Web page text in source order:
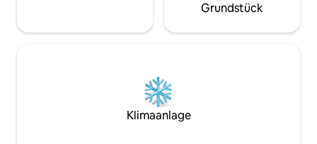
Grundstück
Klimaanlage